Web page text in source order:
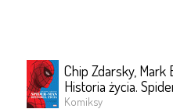
Chip Zdarsky, Mark
Historia życia.
Komiksy